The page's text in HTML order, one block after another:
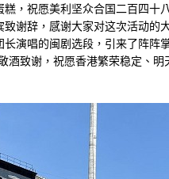
，祝愿美利坚众合国二百四十
谢辞，感谢大家对这次活动的
演唱的闽剧选段，引来了阵阵
酒致谢，祝愿香港繁荣稳定、